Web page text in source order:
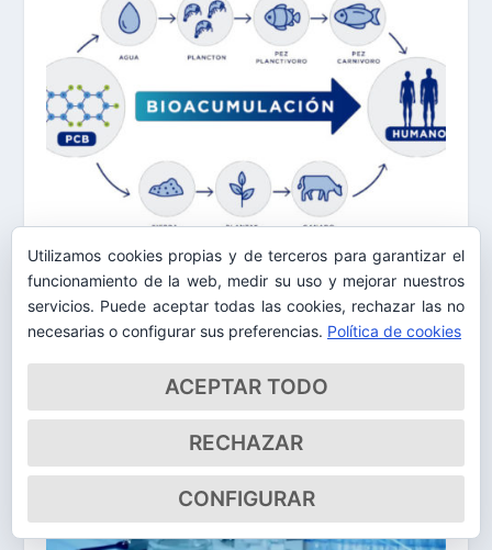
La Fundación RAED finaliza el estudio piloto de
contaminación marina por microplásticos
3 Diciembre, 2021
Utilizamos cookies propias y de terceros para garantizar el
funcionamiento de la web, medir su uso y mejorar nuestros
servicios. Puede aceptar todas las cookies, rechazar las no
necesarias o configurar sus preferencias. Política de cookies
ACEPTAR TODO
RECHAZAR
CONFIGURAR